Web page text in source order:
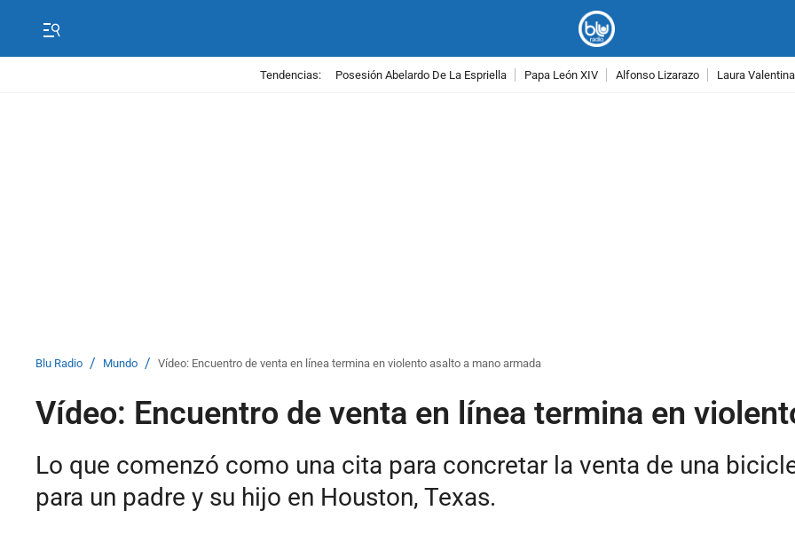
Tendencias: Posesión Abelardo De La Espriella Papa León XIV Alfonso Lizarazo Laura
Blu Radio / Mundo / Vídeo: Encuentro de venta en línea termina en violento asalto a mano armada
Vídeo: Encuentro de venta en línea termina en
Lo que comenzó como una cita para concretar la venta de una
para un padre y su hijo en Houston, Texas.